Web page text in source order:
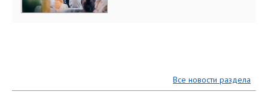
Все новости раздела